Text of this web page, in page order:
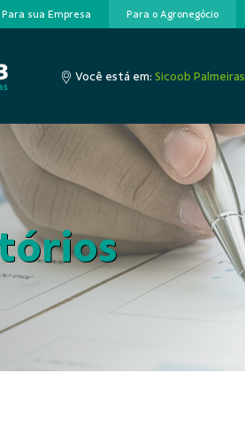
Para sua Empresa Para o Agronegócio
Você está em:Sicoob Palmeiras